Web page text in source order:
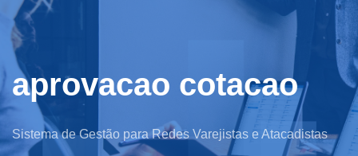
aprovacao cotacao
Sistema de Gestão para Redes Varejistas e Atacadistas